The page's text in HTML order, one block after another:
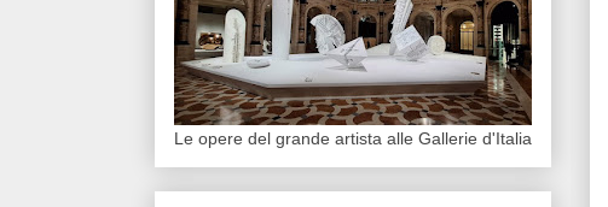
Le opere del grande artista alle Gallerie d'Italia